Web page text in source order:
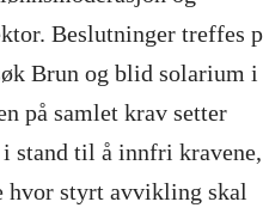
Beslutninger treffes
Brun og blid solarium i
på samlet krav setter
stand til å innfri kravene,
hvor styrt avvikling skal